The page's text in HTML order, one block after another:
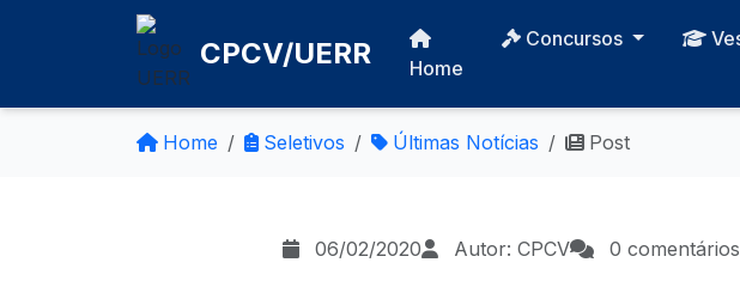
CPCV/UERR Home
Concursos
Home Seletivos Últimas Notícias Post
06/02/2020 Autor: CPCV 0 comentários